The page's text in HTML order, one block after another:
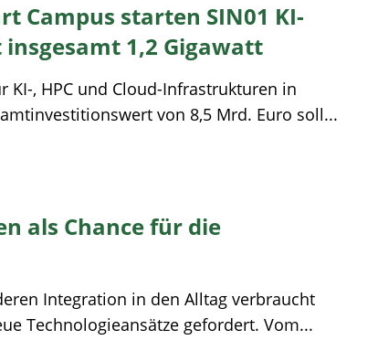
Campus starten SIN01 KI-
1,2 Gigawatt
KI-, HPC und Cloud-Infrastrukturen in
von 8,5 Mrd. Euro soll...
als Chance für die
Integration in den Alltag verbraucht
Technologieansätze gefordert. Vom...